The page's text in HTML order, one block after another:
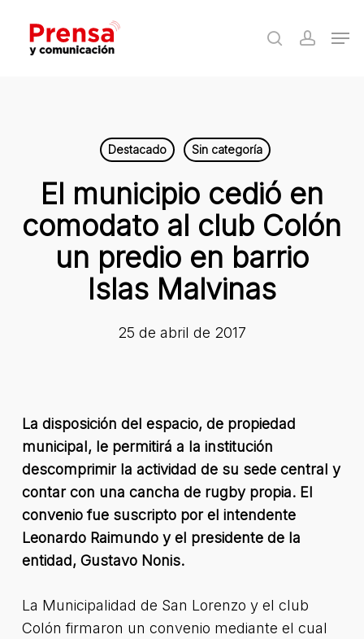
main
search
Destacado Sin categoría
El municipio cedió en
comodato al club Colón
un predio en barrio
Islas Malvinas
25 de abril de 2017
La disposición del espacio, de propiedad
municipal, le permitirá a la institución
descomprimir la actividad de su sede central y
contar con una cancha de rugby propia. El
convenio fue suscripto por el intendente
Leonardo Raimundo y el presidente de la
entidad, Gustavo Nonis.
La Municipalidad de San Lorenzo y el club
Colón firmaron un convenio mediante el cual